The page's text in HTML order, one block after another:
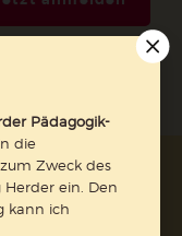
Datenschutz
Pädagogik-
die
Zweck des
ein. Den
kann ich